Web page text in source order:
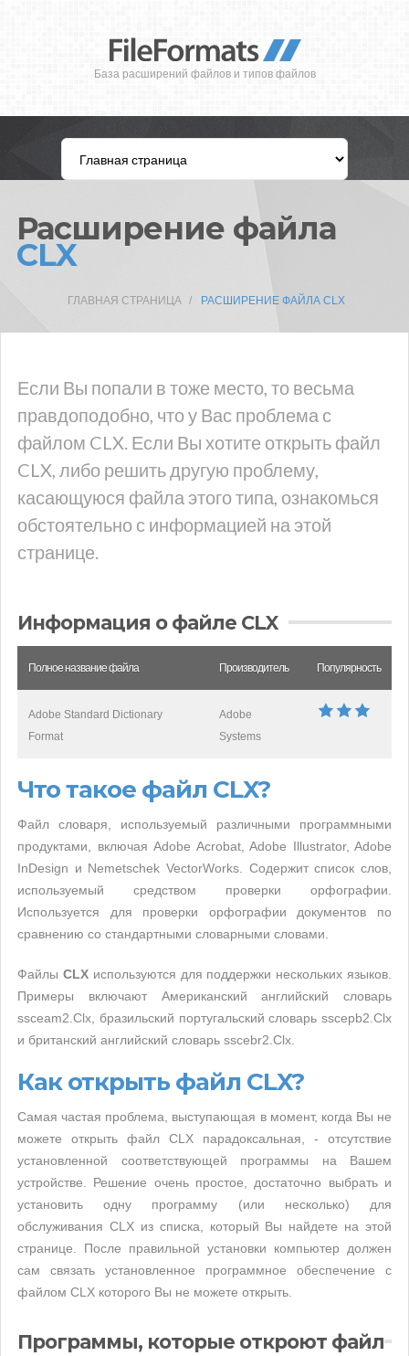
База расширений файлов и типов файлов
Расширение файла
CLX
ГЛАВНАЯ СТРАНИЦА РАСШИРЕНИЕ ФАЙЛА CLX
Если Вы попали в тоже место, то весьма
правдоподобно, что у Вас проблема с
файлом CLX. Если Вы хотите открыть файл
CLX, либо решить другую проблему,
касающуюся файла этого типа, ознакомься
обстоятельно с информацией на этой
странице.
Информация о файле CLX
Полное название файла Производитель Популярность
Adobe Standard Dictionary
Format
Adobe
Systems
Что такое файл CLX?
Файл словаря, используемый различными программными
продуктами, включая Adobe Acrobat, Adobe Illustrator, Adobe
InDesign и Nemetschek VectorWorks. Содержит список слов,
используемый средством проверки орфографии.
Используется для проверки орфографии документов по
сравнению со стандартными словарными словами.
Файлы CLXиспользуются для поддержки нескольких языков.
Примеры включают Американский английский словарь
ssceam2.Clx, бразильский португальский словарь sscepb2.Clx
и британский английский словарь sscebr2.Clx.
Как открыть файл CLX?
Самая частая проблема, выступающая в момент, когда Вы не
можете открыть файл CLX парадоксальная, - отсутствие
установленной соответствующей программы на Вашем
устройстве. Решение очень простое, достаточно выбрать и
установить одну программу (или несколько) для
обслуживания CLX из списка, который Вы найдете на этой
странице. После правильной установки компьютер должен
сам связать установленное программное обеспечение с
файлом CLX которого Вы не можете открыть.
Программы, которые откроют файл